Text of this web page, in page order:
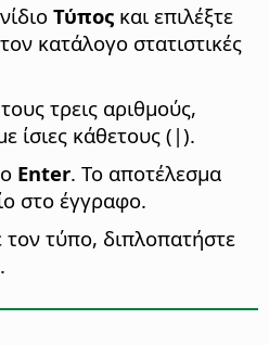
Τύπος και επιλέξτε
κατάλογο στατιστικές
τρεις αριθμούς,
ίσιες κάθετους (|).
Enter. Το αποτέλεσμα
στο έγγραφο.
τον τύπο, διπλοπατήστε